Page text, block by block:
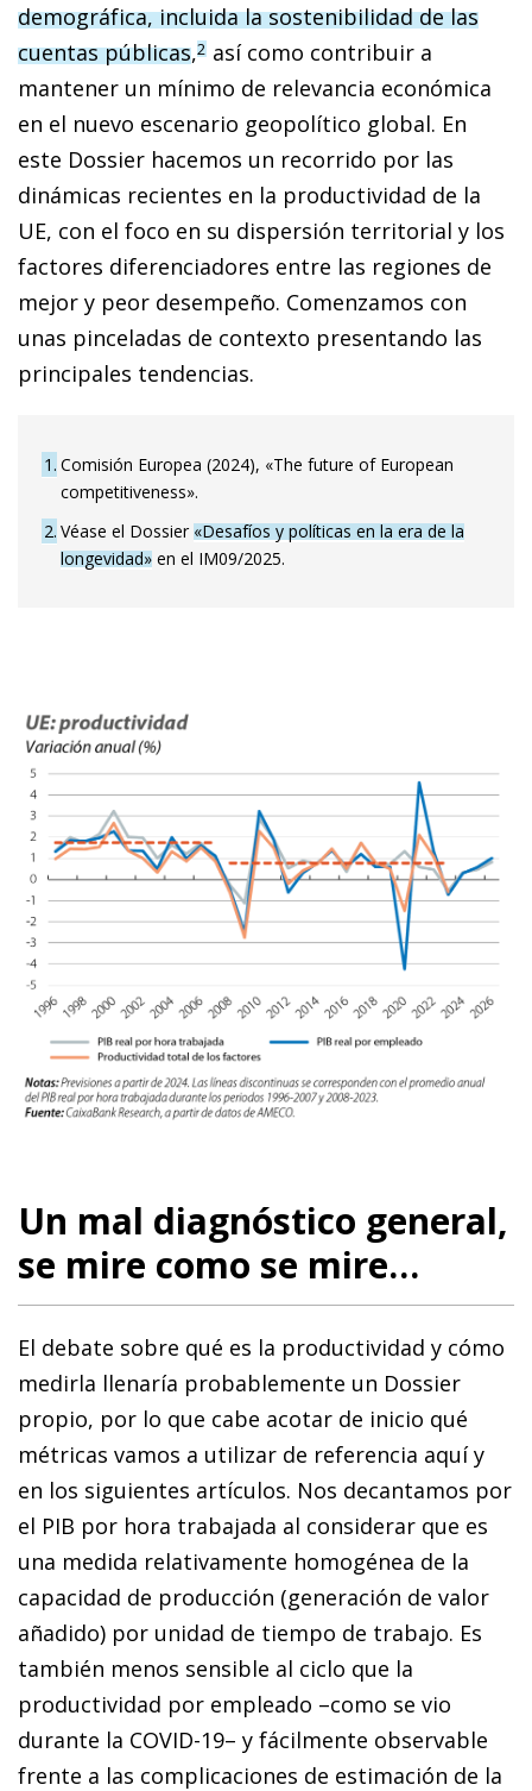
demográfica, incluida la sostenibilidad de las
cuentas públicas,2 así como contribuir a
mantener un mínimo de relevancia económica
en el nuevo escenario geopolítico global. En
este Dossier hacemos un recorrido por las
dinámicas recientes en la productividad de la
UE, con el foco en su dispersión territorial y los
factores diferenciadores entre las regiones de
mejor y peor desempeño. Comenzamos con
unas pinceladas de contexto presentando las
principales tendencias.
1 Comisión Europea (2024), «The future of European
competitiveness».
2 Véase el Dossier «Desafíos y políticas en la era de la
longevidad» en el IM09/2025.
Un mal diagnóstico general,
se mire como se mire…
El debate sobre qué es la productividad y cómo
medirla llenaría probablemente un Dossier
propio, por lo que cabe acotar de inicio qué
métricas vamos a utilizar de referencia aquí y
en los siguientes artículos. Nos decantamos por
el PIB por hora trabajada al considerar que es
una medida relativamente homogénea de la
capacidad de producción (generación de valor
añadido) por unidad de tiempo de trabajo. Es
también menos sensible al ciclo que la
productividad por empleado –como se vio
durante la COVID-19– y fácilmente observable
frente a las complicaciones de estimación de la